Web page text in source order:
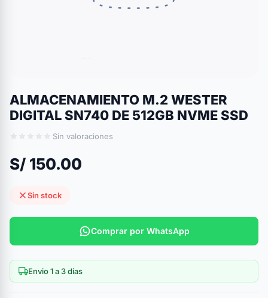
ALMACENAMIENTO M.2 WESTER
DIGITAL SN740 DE 512GB NVME SSD
Sin valoraciones
S/ 150.00
Sin stock
Comprar por WhatsApp
Envio 1 a 3 dias